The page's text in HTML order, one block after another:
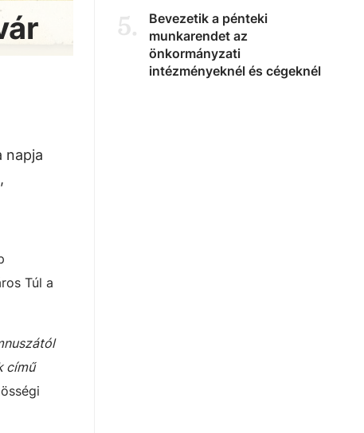
napja
Túl a
című
5.
Bevezetik a pénteki
munkarendet az
önkormányzati
intézményeknél és cégeknél